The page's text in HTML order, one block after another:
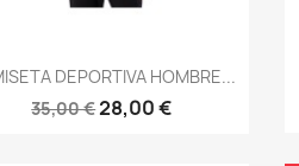
Vista rápida
DEPORTIVA HOMBRE...
35,00 €28,00 €